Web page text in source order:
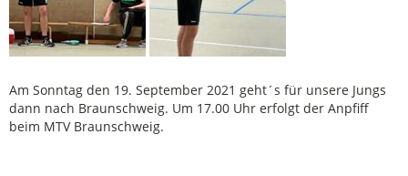
Am Sonntag den 19. September 2021 geht´s für unsere Jungs
dann nach Braunschweig. Um 17.00 Uhr erfolgt der Anpfiff
beim MTV Braunschweig.